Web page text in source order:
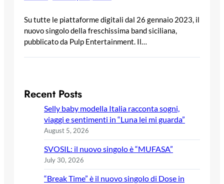
Su tutte le piattaforme digitali dal 26 gennaio 2023, il
nuovo singolo della freschissima band siciliana,
pubblicato da Pulp Entertainment. Il…
Recent Posts
Selly baby modella Italia racconta sogni,
viaggi e sentimenti in “Luna lei mi guarda”
August 5, 2026
SVOSIL: il nuovo singolo è “MUFASA”
July 30, 2026
“Break Time” è il nuovo singolo di Dose in